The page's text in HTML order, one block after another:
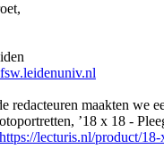
redacteuren maakten we
’18 x 18 -
https://lecturis.nl/product/